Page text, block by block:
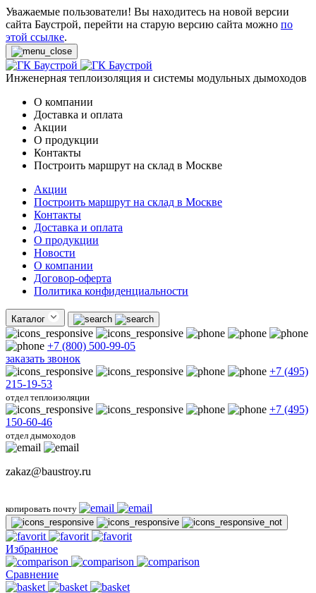
Уважаемые пользователи! Вы находитесь на новой версии
сайта Баустрой, перейти на старую версию сайта можно по
этой ссылке.
Инженерная теплоизоляция и системы модульных дымоходов
О компании
Доставка и оплата
Акции
О продукции
Контакты
Построить маршрут на склад в Москве
Акции
Построить маршрут на склад в Москве
Контакты
Доставка и оплата
О продукции
Новости
О компании
Договор-оферта
Политика конфиденциальности
Каталог
+7 (800) 500-99-05
заказать звонок
+7 (495)
215-19-53
отдел теплоизоляции
+7 (495)
150-60-46
отдел дымоходов
zakaz@baustroy.ru
копировать почту
Избранное
Сравнение